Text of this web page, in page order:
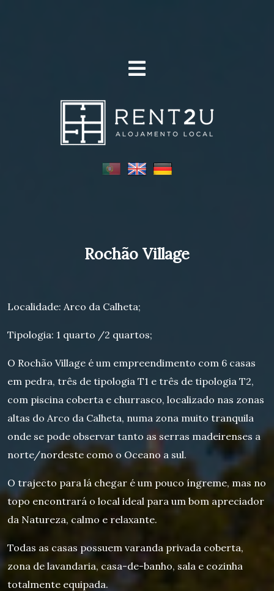
Rochão Village
Localidade: Arco da Calheta;
Tipologia: 1 quarto /2 quartos;
O Rochão Village é um empreendimento com 6 casas
em pedra, três de tipologia T1 e três de tipologia T2,
com piscina coberta e churrasco, localizado nas zonas
altas do Arco da Calheta, numa zona muito tranquila
onde se pode observar tanto as serras madeirenses a
norte/nordeste como o Oceano a sul.
O trajecto para lá chegar é um pouco íngreme, mas no
topo encontrará o local ideal para um bom apreciador
da Natureza, calmo e relaxante.
Todas as casas possuem varanda privada coberta,
zona de lavandaria, casa-de-banho, sala e cozinha
totalmente equipada.